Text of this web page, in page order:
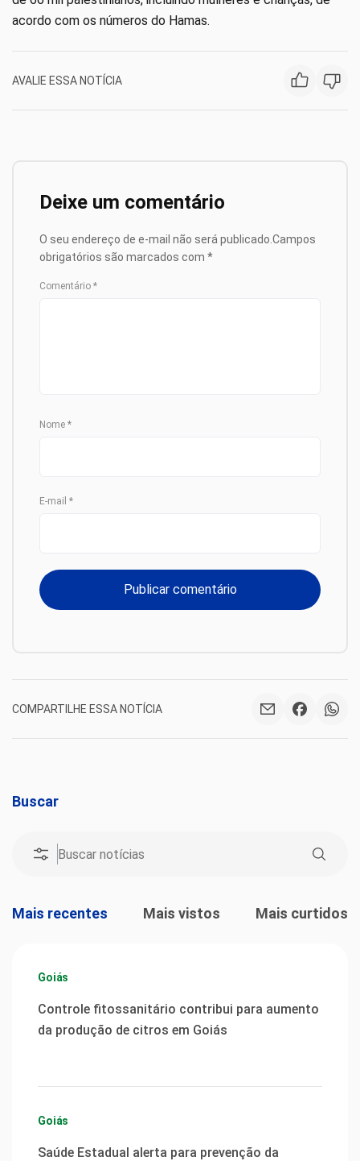
acordo com os números do Hamas.
AVALIE ESSA NOTÍCIA
Deixe um comentário
O seu endereço de e-mail não será publicado. Campos
obrigatórios são marcados com *
Comentário *
Nome *
E-mail *
COMPARTILHE ESSA NOTÍCIA
Buscar
Mais recentes Mais vistos Mais curtidos
Goiás
Controle fitossanitário contribui para aumento
da produção de citros em Goiás
Goiás
Saúde Estadual alerta para prevenção da